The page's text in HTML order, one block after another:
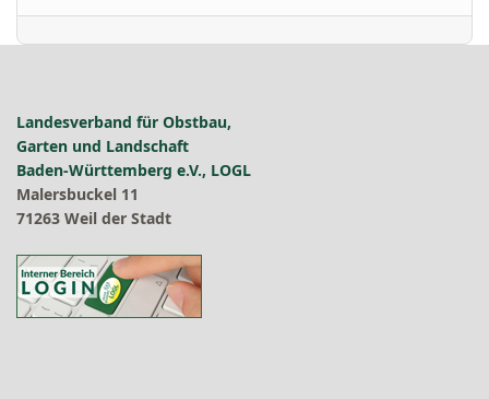
Landesverband für Obstbau,
Garten und Landschaft
Baden-Württemberg e.V., LOGL
Malersbuckel 11
71263 Weil der Stadt